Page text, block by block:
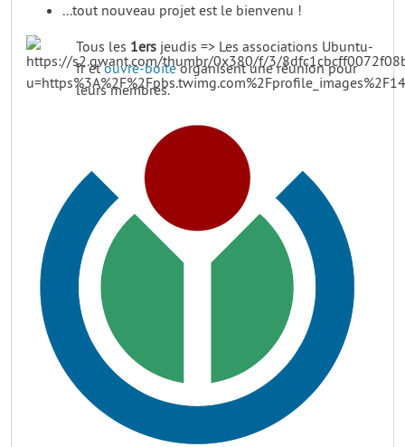
...tout nouveau projet est le bienvenu !
Tous les 1ers jeudis => Les associations Ubuntu-
fr etouvre-boiteorganisent une réunion pour
leurs membres.